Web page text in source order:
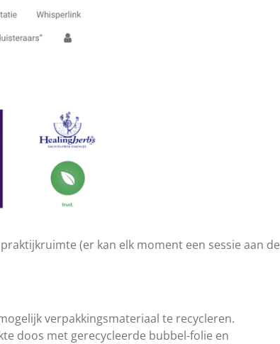
(er kan elk moment een sessie aan de
verpakkingsmateriaal te recycleren.
doos met gerecycleerde bubbel-folie en